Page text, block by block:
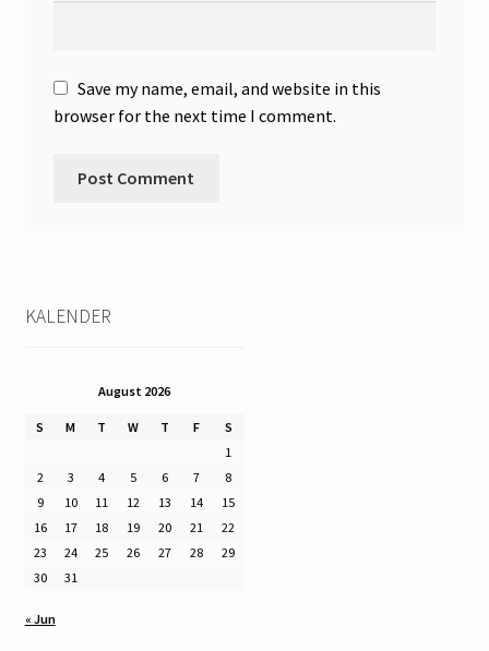
Save my name, email, and website in this
browser for the next time I comment.
KALENDER
August 2026
S M T W T F
S
1
2
3 4 5 6 7
8
9
10 11 12 13 14
15
16
17 18 19 20 21
22
23
24 25 26 27 28
29
30
31
« Jun